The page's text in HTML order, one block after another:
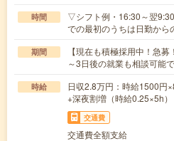
時間
▽シフト例・16:30～翌
での最初のうちは日勤か
期間
【現在も積極採用中！急
～3日後の就業も相談可能で
時給
日収2.8万円：時給1500円
+深夜割増（時給0.25×5h）
交通費
交通費全額支給